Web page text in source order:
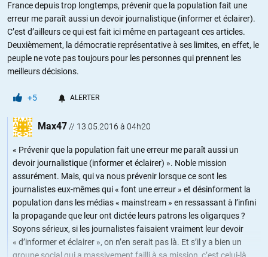
France depuis trop longtemps, prévenir que la population fait une
erreur me paraît aussi un devoir journalistique (informer et éclairer).
C’est d’ailleurs ce qui est fait ici même en partageant ces articles.
Deuxièmement, la démocratie représentative à ses limites, en effet, le
peuple ne vote pas toujours pour les personnes qui prennent les
meilleurs décisions.
+5 ALERTER
Max47// 13.05.2016 à 04h20
« Prévenir que la population fait une erreur me paraît aussi un
devoir journalistique (informer et éclairer) ». Noble mission
assurément. Mais, qui va nous prévenir lorsque ce sont les
journalistes eux-mêmes qui « font une erreur » et désinforment la
population dans les médias « mainstream » en ressassant à l’infini
la propagande que leur ont dictée leurs patrons les oligarques ?
Soyons sérieux, si les journalistes faisaient vraiment leur devoir
« d’informer et éclairer », on n’en serait pas là. Et s’il y a bien un